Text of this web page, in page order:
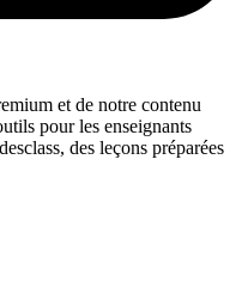
et de notre contenu
pour les enseignants
des leçons préparées